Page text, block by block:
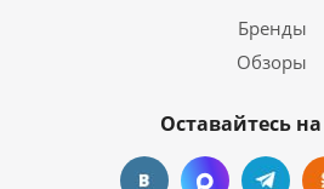
Бренды
Обзоры
Оставайтесь